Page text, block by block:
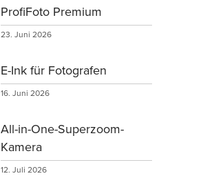
ProfiFoto Premium
23. Juni 2026
E-Ink für Fotografen
16. Juni 2026
All-in-One-Superzoom-
Kamera
12. Juli 2026